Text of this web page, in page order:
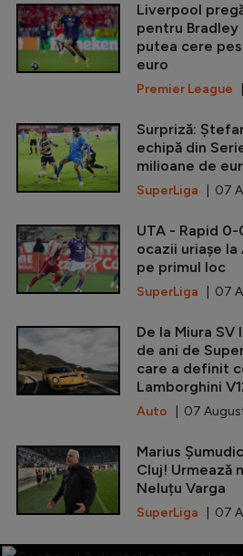
Liverpool
pentru Bradley
putea cere
euro
Premier League
Surpriză:
echipă din
milioane de
SuperLiga | 07
UTA - Rapid 0-
ocazii uriașe
pe primul loc
SuperLiga | 07
De la Miura SV
de ani de
care a definit
Lamborghini
Auto | 07
Marius
Cluj! Urmează
Neluțu Varga
SuperLiga | 07